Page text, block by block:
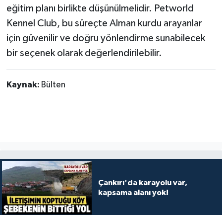
eğitim planı birlikte düşünülmelidir. Petworld
Kennel Club, bu süreçte Alman kurdu arayanlar
için güvenilir ve doğru yönlendirme sunabilecek
bir seçenek olarak değerlendirilebilir.
Kaynak: Bülten
Çankırı'da karayolu var,
kapsama alanı yok!